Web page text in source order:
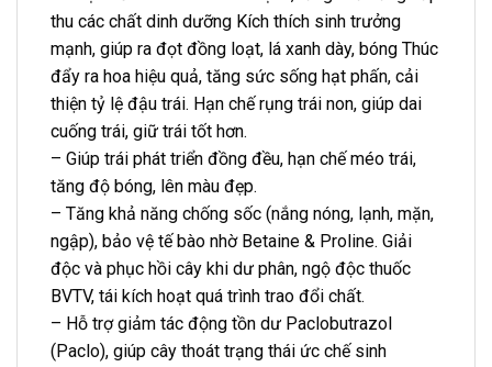
thu các chất dinh dưỡng Kích thích sinh trưởng
mạnh, giúp ra đọt đồng loạt, lá xanh dày, bóng Thúc
đẩy ra hoa hiệu quả, tăng sức sống hạt phấn, cải
thiện tỷ lệ đậu trái. Hạn chế rụng trái non, giúp dai
cuống trái, giữ trái tốt hơn.
– Giúp trái phát triển đồng đều, hạn chế méo trái,
tăng độ bóng, lên màu đẹp.
– Tăng khả năng chống sốc (nắng nóng, lạnh, mặn,
ngập), bảo vệ tế bào nhờ Betaine & Proline. Giải
độc và phục hồi cây khi dư phân, ngộ độc thuốc
BVTV, tái kích hoạt quá trình trao đổi chất.
– Hỗ trợ giảm tác động tồn dư Paclobutrazol
(Paclo), giúp cây thoát trạng thái ức chế sinh